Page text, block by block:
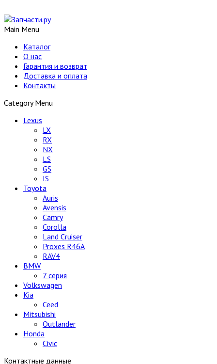
Main Menu
Каталог
О нас
Гарантия и возврат
Доставка и оплата
Контакты
Category Menu
Lexus
LX
RX
NX
LS
GS
IS
Toyota
Auris
Avensis
Camry
Corolla
Land Cruiser
Proxes R46A
RAV4
BMW
7 серия
Volkswagen
Kia
Ceed
Mitsubishi
Outlander
Honda
Civic
Контактные данные